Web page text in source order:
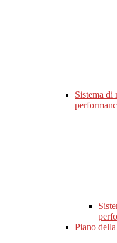
Sistema di
Piano